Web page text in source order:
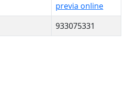
previa online
933075331